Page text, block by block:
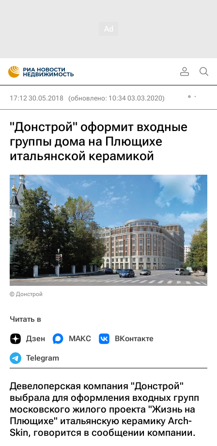
17:12 30.05.2018 (обновлено: 10:34 03.03.2020)
"Донстрой" оформит входные
группы дома на Плющихе
итальянской керамикой
© Донстрой
Читать в
Дзен МАКС ВКонтакте
Telegram
Девелоперская компания "Донстрой"
выбрала для оформления входных групп
московского жилого проекта "Жизнь на
Плющихе" итальянскую керамику Аrch-
Skin, говорится в сообщении компании.